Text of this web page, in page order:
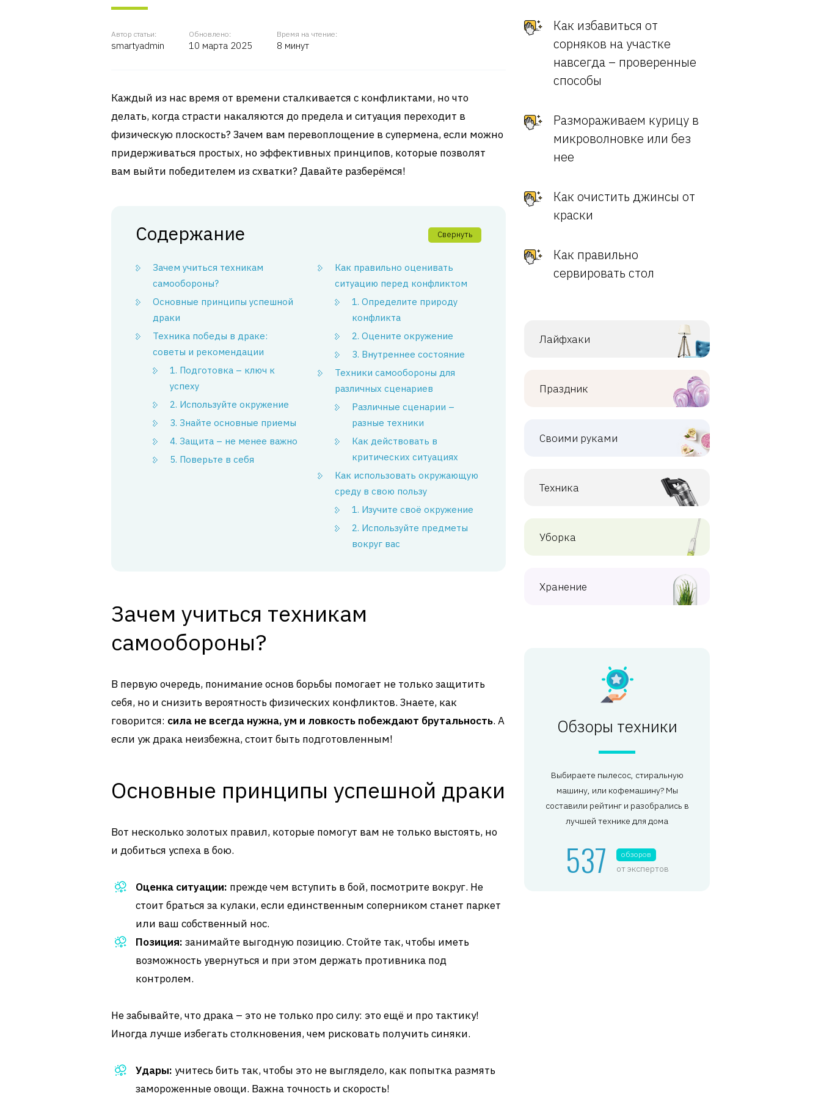
Автор статьи:
smartyadmin
Обновлено:
10 марта 2025
Время на чтение:
8 минут
Каждый из нас время от времени сталкивается с конфликтами, но что
делать, когда страсти накаляются до предела и ситуация переходит в
физическую плоскость? Зачем вам перевоплощение в супермена, если можно
придерживаться простых, но эффективных принципов, которые позволят
вам выйти победителем из схватки? Давайте разберёмся!
Содержание Свернуть
Зачем учиться техникам
самообороны?
Основные принципы успешной
драки
Техника победы в драке:
советы и рекомендации
1. Подготовка – ключ к
успеху
2. Используйте окружение
3. Знайте основные приемы
4. Защита – не менее важно
5. Поверьте в себя
Как правильно оценивать
ситуацию перед конфликтом
1. Определите природу
конфликта
2. Оцените окружение
3. Внутреннее состояние
Техники самообороны для
различных сценариев
Различные сценарии –
разные техники
Как действовать в
критических ситуациях
Как использовать окружающую
среду в свою пользу
1. Изучите своё окружение
2. Используйте предметы
вокруг вас
Зачем учиться техникам
самообороны?
В первую очередь, понимание основ борьбы помогает не только защитить
себя, но и снизить вероятность физических конфликтов. Знаете, как
говорится: сила не всегда нужна, ум и ловкость побеждают брутальность. А
если уж драка неизбежна, стоит быть подготовленным!
Основные принципы успешной драки
Вот несколько золотых правил, которые помогут вам не только выстоять, но
и добиться успеха в бою.
Оценка ситуации: прежде чем вступить в бой, посмотрите вокруг. Не
стоит браться за кулаки, если единственным соперником станет паркет
или ваш собственный нос.
Позиция: занимайте выгодную позицию. Стойте так, чтобы иметь
возможность увернуться и при этом держать противника под
контролем.
Не забывайте, что драка – это не только про силу: это ещё и про тактику!
Иногда лучше избегать столкновения, чем рисковать получить синяки.
Удары: учитесь бить так, чтобы это не выглядело, как попытка размять
замороженные овощи. Важна точность и скорость!
Как избавиться от
сорняков на участке
навсегда – проверенные
способы
Размораживаем курицу в
микроволновке или без
нее
Как очистить джинсы от
краски
Как правильно
сервировать стол
Лайфхаки
Праздник
Своими руками
Техника
Уборка
Хранение
Обзоры техники
Выбираете пылесос, стиральную
машину, или кофемашину? Мы
составили рейтинг и разобрались в
лучшей технике для дома
537 обзоров
от экспертов